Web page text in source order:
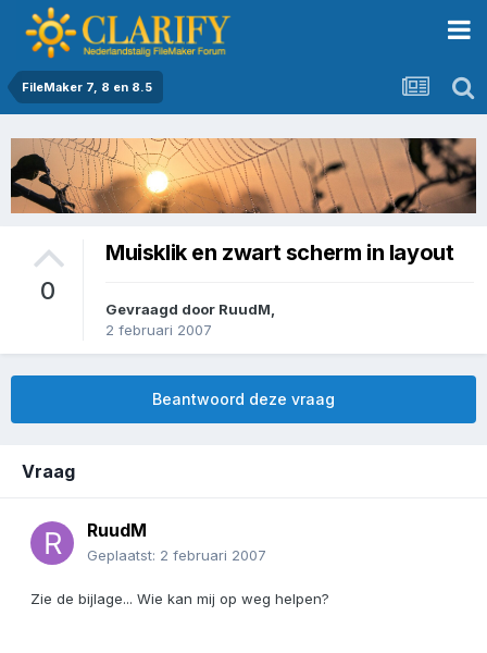
FileMaker 7, 8 en 8.5
0
Muisklik en zwart scherm in layout
Gevraagd door RuudM
2 februari 2007
Beantwoord deze vraag
Vraag
RuudM
Geplaatst: 2 februari 2007
Zie de bijlage... Wie kan mij op weg helpen?